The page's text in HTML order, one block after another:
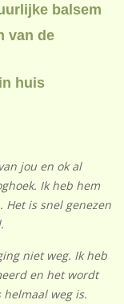
balsem
van de
huis
jou en ok al
Ik heb hem
Het is snel genezen
niet weg. Ik heb
en het wordt
weg is.